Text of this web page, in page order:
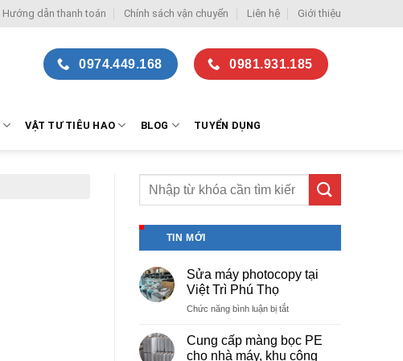
Hướng dẫn thanh toán Chính sách vận chuyển Liên hệ Giới thiệu
0974.449.168 0981.931.185
VẬT TƯ TIÊU HAO BLOG TUYỂN DỤNG
TIN MỚI
Sửa máy photocopy tại
Việt Trì Phú Thọ
Chức năng bình luận bị tắtở
photocopy
Cung cấp màng bọc PE
cho nhà máy, khu công